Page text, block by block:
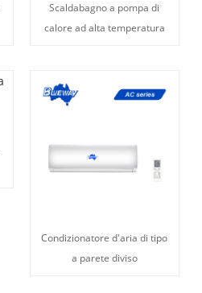
Scaldabagno a pompa di
calore ad alta temperatura
Condizionatore d'aria di tipo
a parete diviso